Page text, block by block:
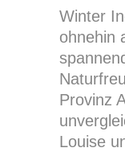
Winter
ohnehin
Provinz
Louise